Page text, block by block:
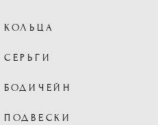
КОЛЬЦА
СЕРЬГИ
БОДИЧЕЙН
ПОДВЕСКИ